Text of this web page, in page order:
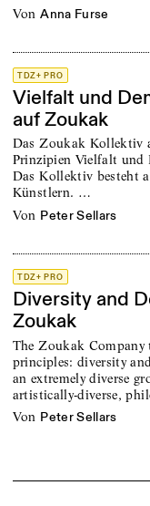
von Anna Furse
TDZ+ PRO
Vielfalt und
auf Zoukak
Das Zoukak Kollektiv
Prinzipien Vielfalt und
Das Kollektiv besteht
Künstlern. …
von Peter Sellars
TDZ+ PRO
Diversity and
Zoukak
The Zoukak Company
principles: diversity
an extremely diverse
artistically-diverse,
von Peter Sellars